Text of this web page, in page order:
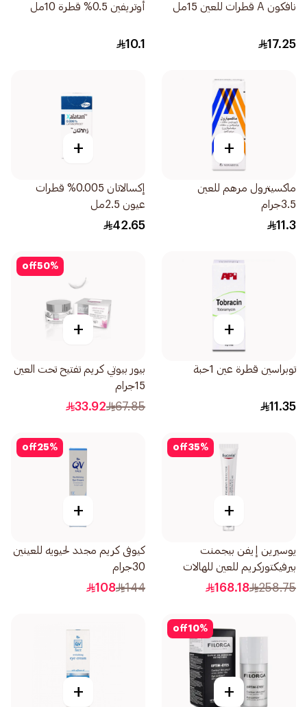
نافكون A قطرات للعين 15مل
17.25
أوتريفين 0.5% قطرة 10مل
10.1
+
ماكسيترول مرهم للعين
3.5جرام
11.3
+
إكسالاتان 0.005% قطرات
عيون 2.5مل
42.65
+
توبراسين قطرة عين 1حبة
11.35
50%
off
+
بيور بيوتي كريم تفتيح تحت العين
15جرام
67.85
33.92
35%
off
+
يوسيرين إيفن بيجمنت
بيرفيكتوركريم للعين للهالات
السوداء 15مل
258.75
168.18
25%
off
+
كيوفى كريم مجدد لحيويه للعينين
30جرام
144
108
10%
off
+
+